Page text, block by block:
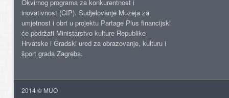
Okvirnog programa za konkurentnost i
inovativnost (CIP). Sudjelovanje Muzeja za
umjetnost i obrt u projektu Partage Plus financijski
će podržati Ministarstvo kulture Republike
Hrvatske i Gradski ured za obrazovanje, kulturu i
šport grada Zagreba.
2014 © MUO